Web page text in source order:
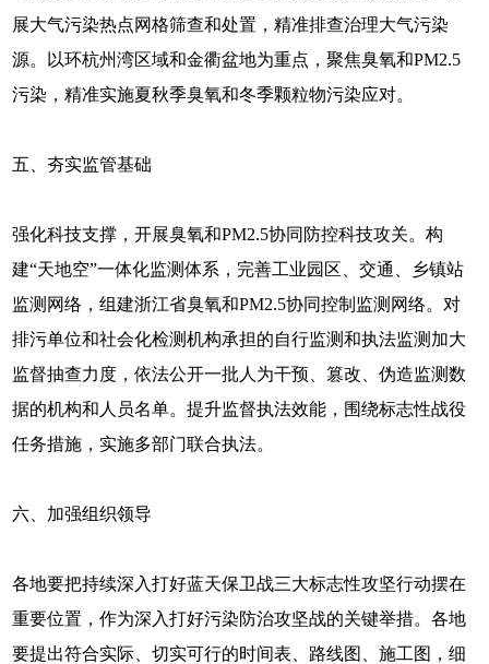
展大气污染热点网格筛查和处置，精准排查治理大气污染
源。以环杭州湾区域和金衢盆地为重点，聚焦臭氧和PM2.5
污染，精准实施夏秋季臭氧和冬季颗粒物污染应对。
五、夯实监管基础
强化科技支撑，开展臭氧和PM2.5协同防控科技攻关。构
建“天地空”一体化监测体系，完善工业园区、交通、乡镇站
监测网络，组建浙江省臭氧和PM2.5协同控制监测网络。对
排污单位和社会化检测机构承担的自行监测和执法监测加大
监督抽查力度，依法公开一批人为干预、篡改、伪造监测数
据的机构和人员名单。提升监督执法效能，围绕标志性战役
任务措施，实施多部门联合执法。
六、加强组织领导
各地要把持续深入打好蓝天保卫战三大标志性攻坚行动摆在
重要位置，作为深入打好污染防治攻坚战的关键举措。各地
要提出符合实际、切实可行的时间表、路线图、施工图，细